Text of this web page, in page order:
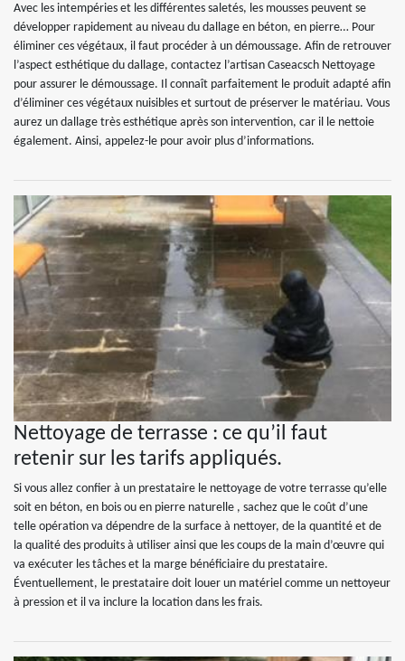
Avec les intempéries et les différentes saletés, les mousses peuvent se
développer rapidement au niveau du dallage en béton, en pierre… Pour
éliminer ces végétaux, il faut procéder à un démoussage. Afin de retrouver
l’aspect esthétique du dallage, contactez l’artisan Caseacsch Nettoyage
pour assurer le démoussage. Il connaît parfaitement le produit adapté afin
d’éliminer ces végétaux nuisibles et surtout de préserver le matériau. Vous
aurez un dallage très esthétique après son intervention, car il le nettoie
également. Ainsi, appelez-le pour avoir plus d’informations.
Nettoyage de terrasse : ce qu’il faut
retenir sur les tarifs appliqués.
Si vous allez confier à un prestataire le nettoyage de votre terrasse qu’elle
soit en béton, en bois ou en pierre naturelle , sachez que le coût d’une
telle opération va dépendre de la surface à nettoyer, de la quantité et de
la qualité des produits à utiliser ainsi que les coups de la main d’œuvre qui
va exécuter les tâches et la marge bénéficiaire du prestataire.
Éventuellement, le prestataire doit louer un matériel comme un nettoyeur
à pression et il va inclure la location dans les frais.